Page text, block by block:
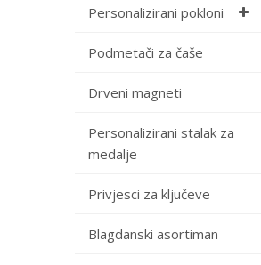
Personalizirani pokloni
Podmetači za čaše
Drveni magneti
Personalizirani stalak za
medalje
Privjesci za ključeve
Blagdanski asortiman